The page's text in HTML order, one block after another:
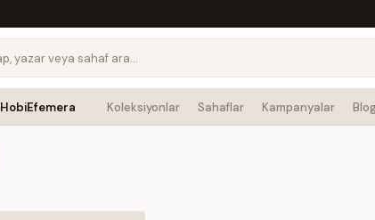
HobiEfemera Koleksiyonlar Sahaflar Kampanyalar